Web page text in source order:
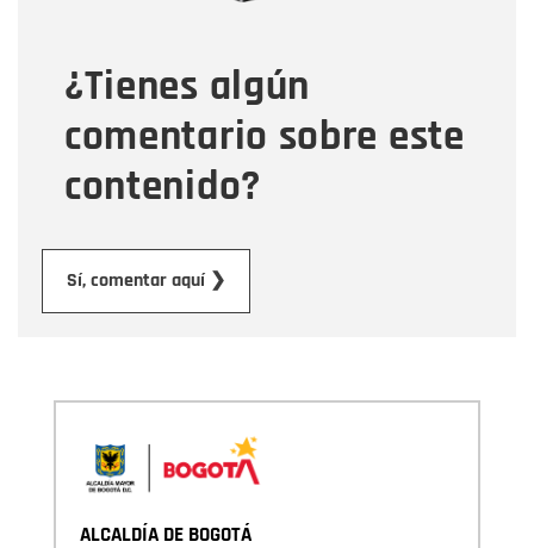
¿Tienes algún
comentario sobre este
contenido?
Sí, comentar aquí ❯
Mensaje
ALCALDÍA DE BOGOTÁ